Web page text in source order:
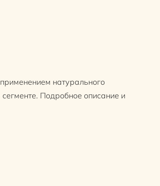
натурального
Подробное описание и